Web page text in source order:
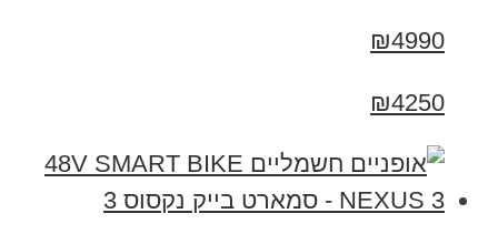
₪4990
₪4250